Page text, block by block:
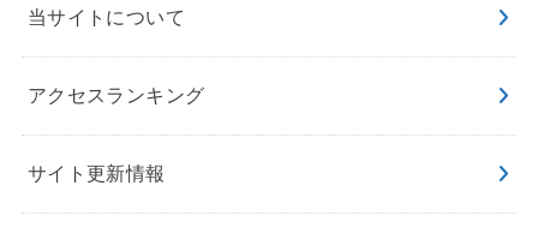
当サイトについて
アクセスランキング
サイト更新情報